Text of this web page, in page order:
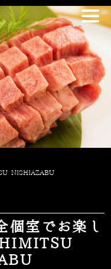
NISHIAZABU
個室でお楽し